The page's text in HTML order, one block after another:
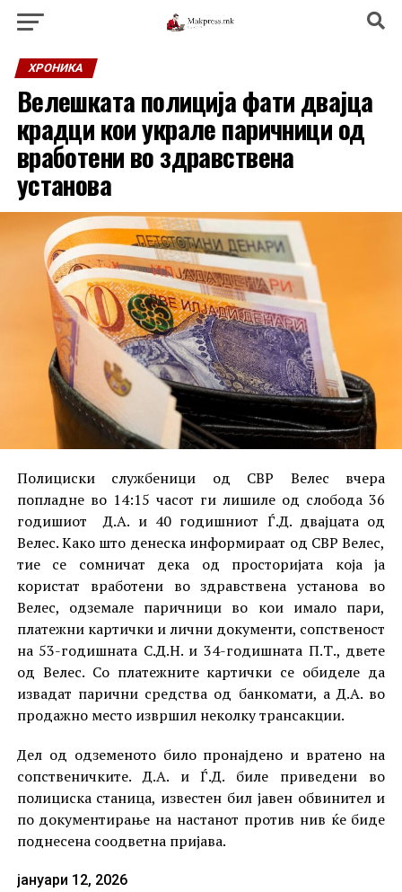
ХРОНИКА
Велешката полиција фати двајца
крадци кои украле паричници од
вработени во здравствена
установа
Полициски службеници од СВР Велес вчера
попладне во 14:15 часот ги лишиле од слобода 36
годишиот Д.А. и 40 годишниот Ѓ.Д. двајцата од
Велес. Како што денеска информираат од СВР Велес,
тие се сомничат дека од просторијата која ја
користат вработени во здравствена установа во
Велес, одземале паричници во кои имало пари,
платежни картички и лични документи, сопственост
на 53-годишната С.Д.Н. и 34-годишната П.Т., двете
од Велес. Со платежните картички се обиделе да
извадат парични средства од банкомати, а Д.А. во
продажно место извршил неколку трансакции.
Дел од одземеното било пронајдено и вратено на
сопственичките. Д.А. и Ѓ.Д. биле приведени во
полициска станица, известен бил јавен обвинител и
по документирање на настанот против нив ќе биде
поднесена соодветна пријава.
јануари 12, 2026